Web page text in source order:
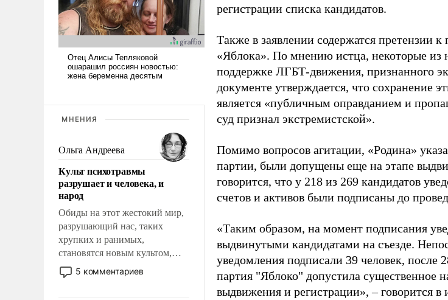
МНЕНИЯ
Ольга Андреева
Культ психотравмы
разрушает и человека, и
народ
Обиды на этот жестокий мир,
разрушающий нас, таких
хрупких и ранимых,
становятся новым культом,
постепенно вытесняя и
отменяя традиционное
5 комментариев
регистрации списка кандидатов.
Также в заявлении содержатся претензии
«Яблока». По мнению истца, некоторые из
поддержке ЛГБТ-движения, признанного
документе утверждается, что сохранение
является «публичным оправданием и
суд признал экстремистской».
Помимо вопросов агитации, «Родина»
партии, были допущены еще на этапе
говорится, что у 218 из 269 кандидатов
счетов и активов были подписаны до
«Таким образом, на момент подписания
выдвинутыми кандидатами на съезде.
уведомления подписали 39 человек, после
партия "Яблоко" допустила существенное
выдвижения и регистрации», – говорится в